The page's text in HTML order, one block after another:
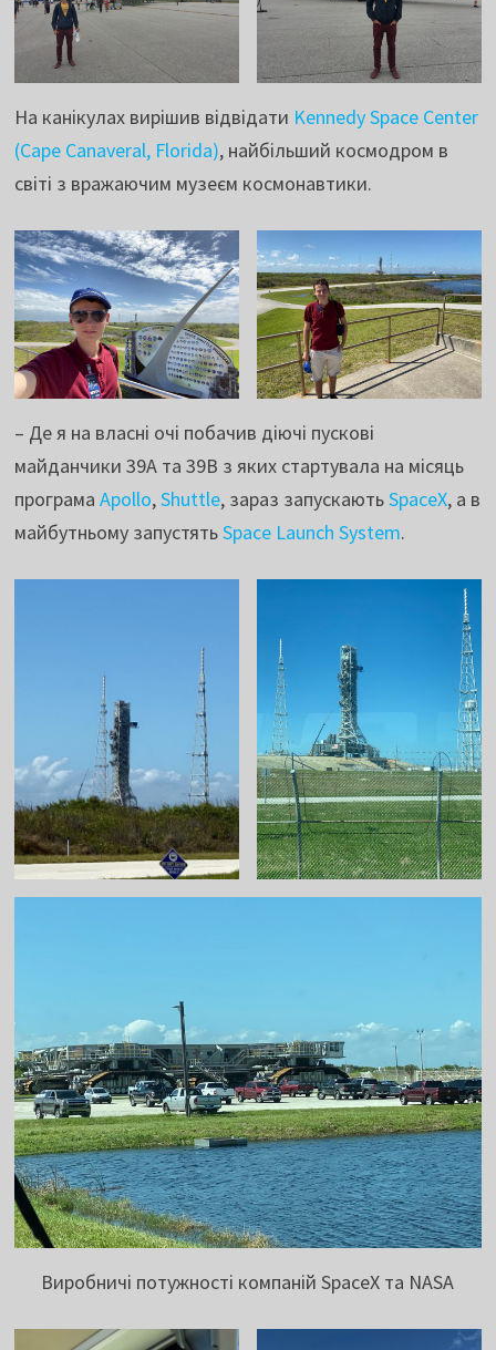
На канікулах вирішив відвідати Kennedy Space Center
(Cape Canaveral, Florida), найбільший космодром в
світі з вражаючим музеєм космонавтики.
– Де я на власні очі побачив діючі пускові
майданчики 39А та 39В з яких стартувала на місяць
програма Apollo,Shuttle, зараз запускаютьSpaceX, а в
майбутньому запустятьSpace Launch System.
Виробничі потужності компаній SpaceX та NASA